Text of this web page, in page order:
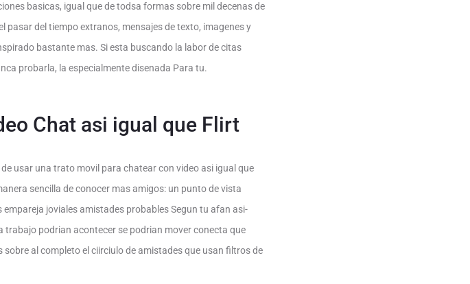
basicas, igual que de todsa formas sobre mil decenas de
del tiempo extranos, mensajes de texto, imagenes y
bastante mas. Si esta buscando la labor de citas
probarla, la especialmente disenada Para tu.
Chat asi­ igual que Flirt
usar una trato movil para chatear con video asi­ igual que
sencilla de conocer mas amigos: un punto de vista
joviales amistades probables Segun tu afan asi­
trabajo podri­an acontecer se podri­an mover conecta que
al completo el ci­irciulo de amistades que usan filtros de